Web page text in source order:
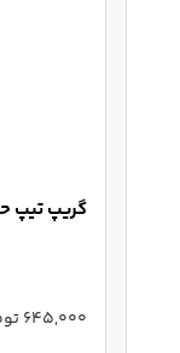
گریپ تیپ
645,000 تومان